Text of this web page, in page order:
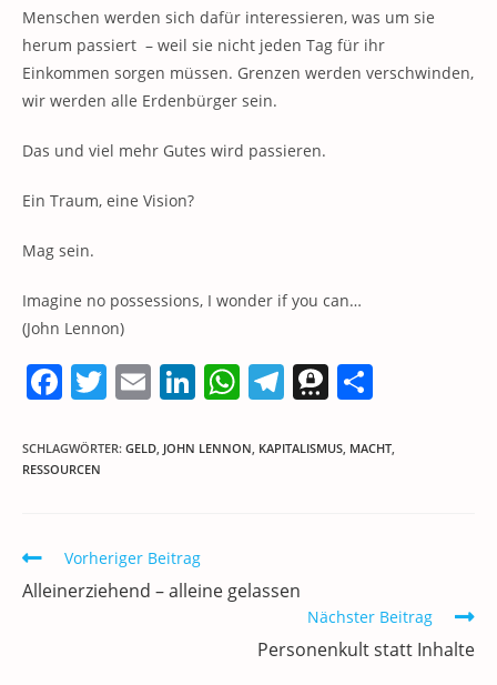
Menschen werden sich dafür interessieren, was um sie
herum passiert – weil sie nicht jeden Tag für ihr
Einkommen sorgen müssen. Grenzen werden verschwinden,
wir werden alle Erdenbürger sein.
Das und viel mehr Gutes wird passieren.
Ein Traum, eine Vision?
Mag sein.
Imagine no possessions, I wonder if you can…
(John Lennon)
F
c
e
o
o
T
itt
E
ai
Li
k
n
W
at
p
T
e
T
re le
SCHLAGWÖRTER: GELD, JOHN LENNON, KAPITALISMUS, MACHT,
RESSOURCEN
Weitere
Artikel
ansehen
Vorheriger Beitrag
Alleinerziehend – alleine gelassen
Nächster Beitrag
Personenkult statt Inhalte